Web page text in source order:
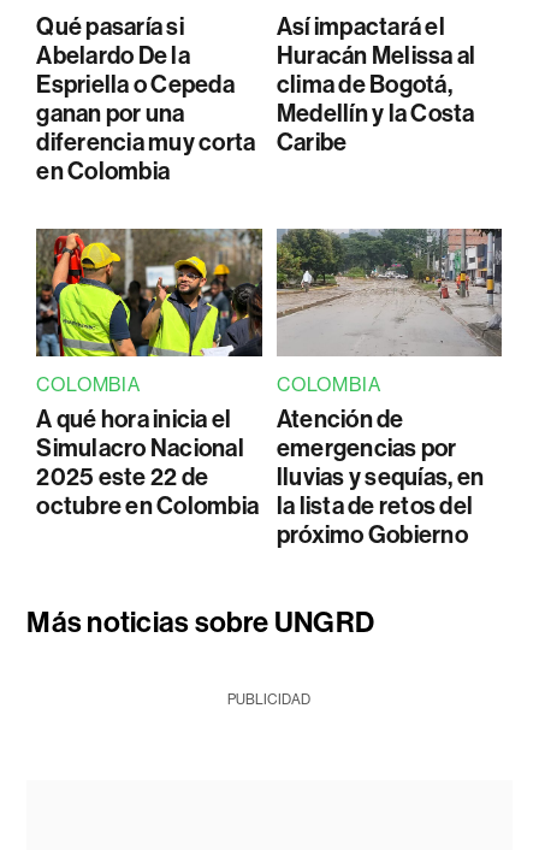
Qué pasaría si
Abelardo De la
Espriella o Cepeda
ganan por una
diferencia muy corta
en Colombia
Así impactará el
Huracán Melissa al
clima de Bogotá,
Medellín y la Costa
Caribe
COLOMBIA
A qué hora inicia el
Simulacro Nacional
2025 este 22 de
octubre en Colombia
COLOMBIA
Atención de
emergencias por
lluvias y sequías, en
la lista de retos del
próximo Gobierno
Más noticias sobre UNGRD
PUBLICIDAD